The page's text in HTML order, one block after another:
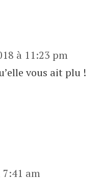
à 11:23 pm
vous ait plu !
7:41 am